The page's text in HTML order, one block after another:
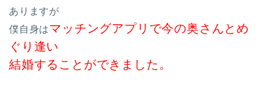
ありますが
僕自身はマッチングアプリで今の奥さんとめ
ぐり逢い
結婚することができました。